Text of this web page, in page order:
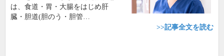
は、食道・胃・大腸をはじめ肝
臓・胆道(胆のう・胆管…
>>記事全文を読む